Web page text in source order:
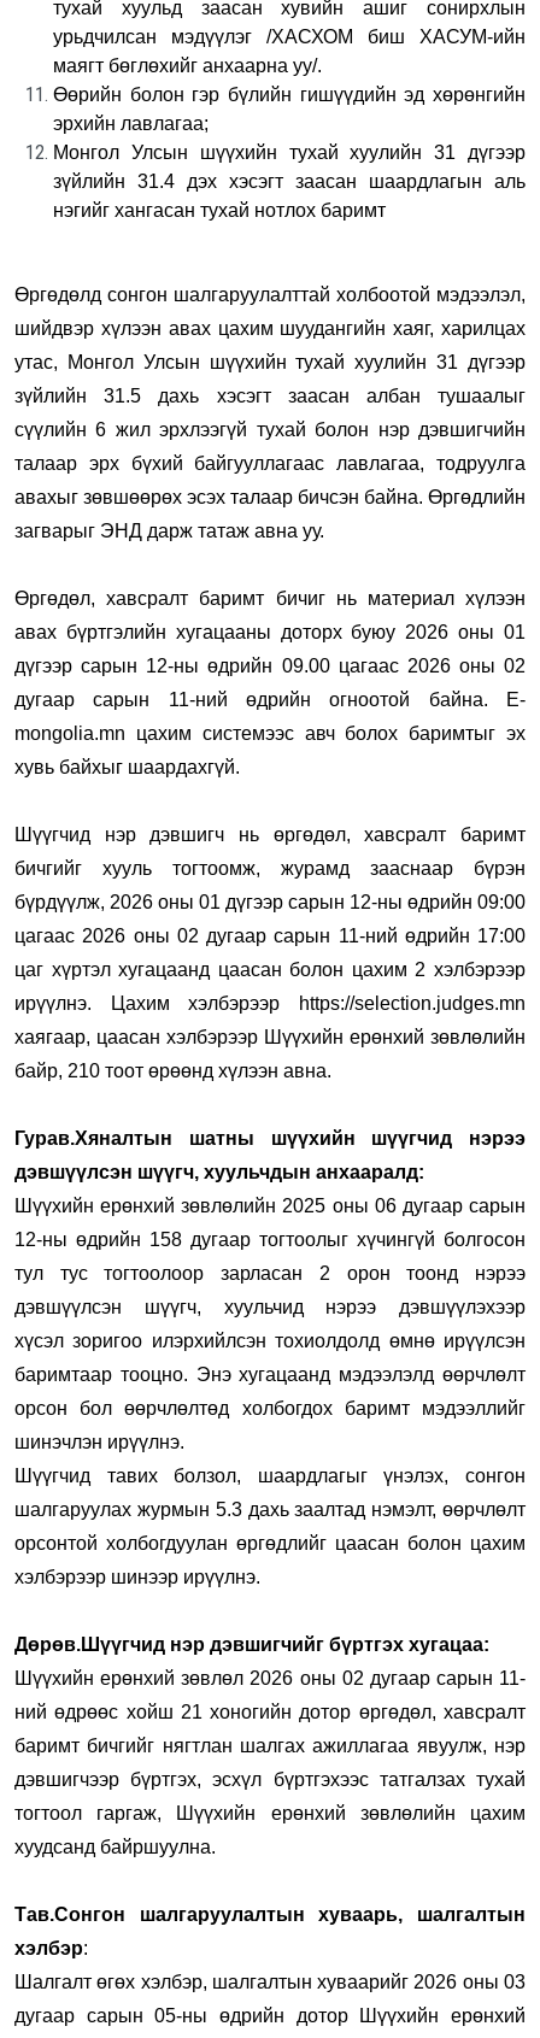
тухай хуульд заасан хувийн ашиг сонирхлын
урьдчилсан мэдүүлэг /ХАСХОМ биш ХАСУМ-ийн
маягт бөглөхийг анхаарна уу/.
Өөрийн болон гэр бүлийн гишүүдийн эд хөрөнгийн
эрхийн лавлагаа;
Монгол Улсын шүүхийн тухай хуулийн 31 дүгээр
зүйлийн 31.4 дэх хэсэгт заасан шаардлагын аль
нэгийг хангасан тухай нотлох баримт
Өргөдөлд сонгон шалгаруулалттай холбоотой мэдээлэл,
шийдвэр хүлээн авах цахим шуудангийн хаяг, харилцах
утас, Монгол Улсын шүүхийн тухай хуулийн 31 дүгээр
зүйлийн 31.5 дахь хэсэгт заасан албан тушаалыг
сүүлийн 6 жил эрхлээгүй тухай болон нэр дэвшигчийн
талаар эрх бүхий байгууллагаас лавлагаа, тодруулга
авахыг зөвшөөрөх эсэх талаар бичсэн байна. Өргөдлийн
загварыг ЭНД дарж татаж авна уу.
Өргөдөл, хавсралт баримт бичиг нь материал хүлээн
авах бүртгэлийн хугацааны доторх буюу 2026 оны 01
дүгээр сарын 12-ны өдрийн 09.00 цагаас 2026 оны 02
дугаар сарын 11-ний өдрийн огноотой байна. Е-
mongolia.mn цахим системээс авч болох баримтыг эх
хувь байхыг шаардахгүй.
Шүүгчид нэр дэвшигч нь өргөдөл, хавсралт баримт
бичгийг хууль тогтоомж, журамд зааснаар бүрэн
бүрдүүлж, 2026 оны 01 дүгээр сарын 12-ны өдрийн 09:00
цагаас 2026 оны 02 дугаар сарын 11-ний өдрийн 17:00
цаг хүртэл хугацаанд цаасан болон цахим 2 хэлбэрээр
ирүүлнэ. Цахим хэлбэрээр https://selection.judges.mn
хаягаар, цаасан хэлбэрээр Шүүхийн ерөнхий зөвлөлийн
байр, 210 тоот өрөөнд хүлээн авна.
Гурав.Хяналтын шатны шүүхийн шүүгчид нэрээ
дэвшүүлсэн шүүгч, хуульчдын анхааралд:
Шүүхийн ерөнхий зөвлөлийн 2025 оны 06 дугаар сарын
12-ны өдрийн 158 дугаар тогтоолыг хүчингүй болгосон
тул тус тогтоолоор зарласан 2 орон тоонд нэрээ
дэвшүүлсэн шүүгч, хуульчид нэрээ дэвшүүлэхээр
хүсэл зоригоо илэрхийлсэн тохиолдолд өмнө ирүүлсэн
баримтаар тооцно. Энэ хугацаанд мэдээлэлд өөрчлөлт
орсон бол өөрчлөлтөд холбогдох баримт мэдээллийг
шинэчлэн ирүүлнэ.
Шүүгчид тавих болзол, шаардлагыг үнэлэх, сонгон
шалгаруулах журмын 5.3 дахь заалтад нэмэлт, өөрчлөлт
орсонтой холбогдуулан өргөдлийг цаасан болон цахим
хэлбэрээр шинээр ирүүлнэ.
Дөрөв.Шүүгчид нэр дэвшигчийг бүртгэх хугацаа:
Шүүхийн ерөнхий зөвлөл 2026 оны 02 дугаар сарын 11-
ний өдрөөс хойш 21 хоногийн дотор өргөдөл, хавсралт
баримт бичгийг нягтлан шалгах ажиллагаа явуулж, нэр
дэвшигчээр бүртгэх, эсхүл бүртгэхээс татгалзах тухай
тогтоол гаргаж, Шүүхийн ерөнхий зөвлөлийн цахим
хуудсанд байршуулна.
Тав.Сонгон шалгаруулалтын хуваарь, шалгалтын
хэлбэр:
Шалгалт өгөх хэлбэр, шалгалтын хуваарийг 2026 оны 03
дугаар сарын 05-ны өдрийн дотор Шүүхийн ерөнхий